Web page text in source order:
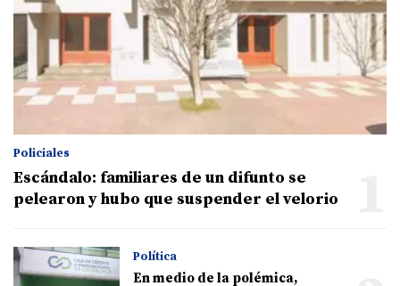
Policiales
Escándalo: familiares de un difunto se
pelearon y hubo que suspender el velorio
Política
En medio de la polémica,